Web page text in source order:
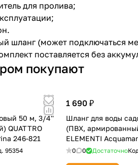
для пролива;
шланг (может подключаться
поставляется без
покупают
50 м, 3/4''
QUATTRO
246-821
95354
1 690 ₽
Шланг для воды
(ПВХ,
ELEMENTI
0 0 Достаточно